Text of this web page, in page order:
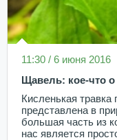
11:30 / 6 июня 2016
Щавель: кое-что о
Кисленькая
представлена в
большая часть из
нас является